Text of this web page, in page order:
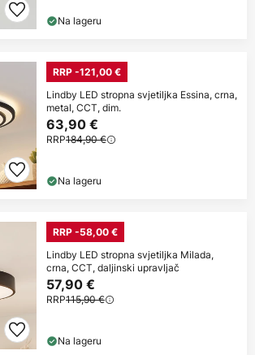
Na lageru
RRP -121,00 €
Lindby LED stropna svjetiljka Essina, crna,
metal, CCT, dim.
63,90 €
RRP184,90 €
Na lageru
RRP -58,00 €
Lindby LED stropna svjetiljka Milada,
crna, CCT, daljinski upravljač
57,90 €
RRP115,90 €
Na lageru